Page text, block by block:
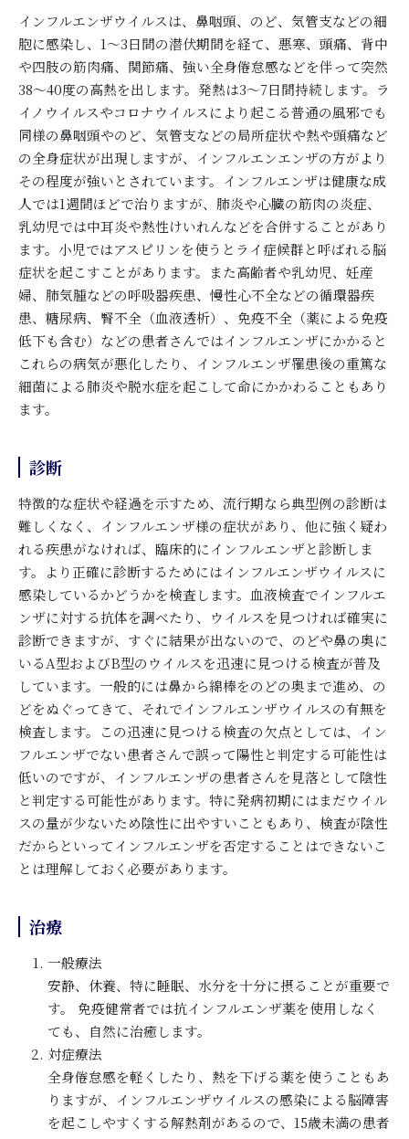
インフルエンザウイルスは、鼻咽頭、のど、気管支などの細
胞に感染し、1～3日間の潜伏期間を経て、悪寒、頭痛、背中
や四肢の筋肉痛、関節痛、強い全身倦怠感などを伴って突然
38～40度の高熱を出します。発熱は3～7日間持続します。ラ
イノウイルスやコロナウイルスにより起こる普通の風邪でも
同様の鼻咽頭やのど、気管支などの局所症状や熱や頭痛など
の全身症状が出現しますが、インフルエンエンザの方がより
その程度が強いとされています。インフルエンザは健康な成
人では1週間ほどで治りますが、肺炎や心臓の筋肉の炎症、
乳幼児では中耳炎や熱性けいれんなどを合併することがあり
ます。小児ではアスピリンを使うとライ症候群と呼ばれる脳
症状を起こすことがあります。また高齢者や乳幼児、妊産
婦、肺気腫などの呼吸器疾患、慢性心不全などの循環器疾
患、糖尿病、腎不全（血液透析）、免疫不全（薬による免疫
低下も含む）などの患者さんではインフルエンザにかかると
これらの病気が悪化したり、インフルエンザ罹患後の重篤な
細菌による肺炎や脱水症を起こして命にかかわることもあり
ます。
診断
特徴的な症状や経過を示すため、流行期なら典型例の診断は
難しくなく、インフルエンザ様の症状があり、他に強く疑わ
れる疾患がなければ、臨床的にインフルエンザと診断しま
す。より正確に診断するためにはインフルエンザウイルスに
感染しているかどうかを検査します。血液検査でインフルエ
ンザに対する抗体を調べたり、ウイルスを見つければ確実に
診断できますが、すぐに結果が出ないので、のどや鼻の奥に
いるA型およびB型のウイルスを迅速に見つける検査が普及
しています。一般的には鼻から綿棒をのどの奥まで進め、の
どをぬぐってきて、それでインフルエンザウイルスの有無を
検査します。この迅速に見つける検査の欠点としては、イン
フルエンザでない患者さんで誤って陽性と判定する可能性は
低いのですが、インフルエンザの患者さんを見落として陰性
と判定する可能性があります。特に発病初期にはまだウイル
スの量が少ないため陰性に出やすいこともあり、検査が陰性
だからといってインフルエンザを否定することはできないこ
とは理解しておく必要があります。
治療
一般療法
安静、休養、特に睡眠、水分を十分に摂ることが重要で
す。 免疫健常者では抗インフルエンザ薬を使用しなく
ても、自然に治癒します。
対症療法
全身倦怠感を軽くしたり、熱を下げる薬を使うこともあ
りますが、インフルエンザウイルスの感染による脳障害
を起こしやすくする解熱剤があるので、15歳未満の患者